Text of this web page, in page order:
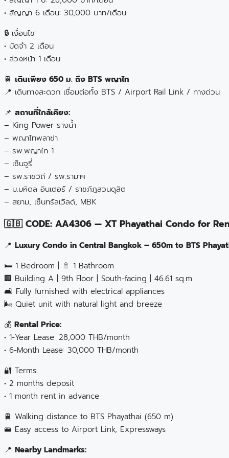
• สัญญา 6 เดือน: 30,000 บาท/เดือน
🔒 เงื่อนไข:
• มัดจำ 2 เดือน
• ล่วงหน้า 1 เดือน
🚆 เดินเพียง 650 ม. ถึง BTS พญาไท
📍 เดินทางสะดวก เชื่อมต่อทั้ง BTS / Airport Rail Link / ทางด่วน
📌 สถานที่ใกล้เคียง:
– King Power รางน้ำ
– พญาไทพลาซ่า
– รพ.พญาไท 1
– เซ็นจูรี่
– รพ.ราชวิถี / รพ.รามาฯ
– ม.มหิดล อินเตอร์ / ราชภัฏสวนดุสิต
– สยาม, เซ็นทรัลเวิลด์, MBK
🇬🇧 CODE: AA4306 — XT Phayathai Condo for
📍 Luxury Condo in Central Bangkok – 650m to BTS
🛏 1 Bedroom | 🚿 1 Bathroom
🏢 Building A | 9th Floor | South-facing | 46.61 sq.m.
🛋 Fully furnished with electrical appliances
🌬️ Quiet unit with natural light and breeze
💰 Rental Price:
• 1-Year Lease: 28,000 THB/month
• 6-Month Lease: 30,000 THB/month
🔐 Terms:
• 2 months deposit
• 1 month rent in advance
🚆 Walking distance to BTS Phayathai (650 m)
🚝 Easy access to Airport Link, Expressways
📍 Nearby Landmarks: